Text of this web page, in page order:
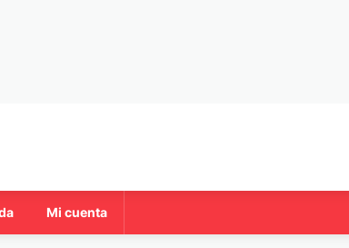
Mi cuenta